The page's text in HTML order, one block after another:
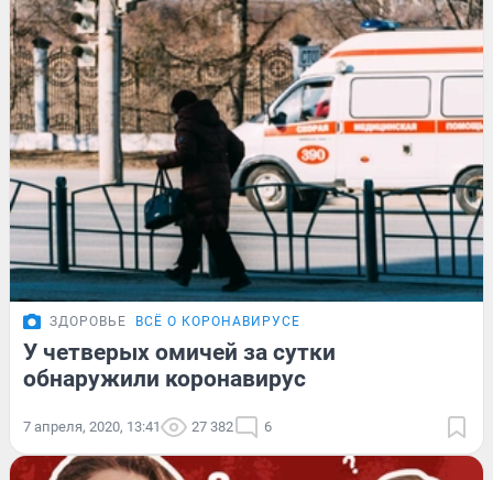
ЗДОРОВЬЕ ВСЁ О КОРОНАВИРУСЕ
У четверых омичей за сутки
обнаружили коронавирус
7 апреля, 2020, 13:41 27 382 6